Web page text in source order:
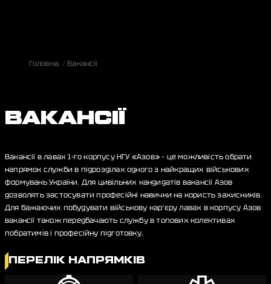
Головна Вакансії
ВАКАНСІЇ
Вакансії в лавах 1-го корпусу НГУ «Азов» – це можливість обрати
напрямок служби в підрозділах одного з найкращих військових
формувань України. Для цивільних кандидатів вакансії Азов
дозволять застосувати професійні навички на користь захисників.
Для бажаючих побудувати військову кар’єру лавах в корпусу Азов
вакансії також передбачають службу в топових колективах
побратимів і професійну підготовку.
ПЕРЕЛІК НАПРЯМКІВ